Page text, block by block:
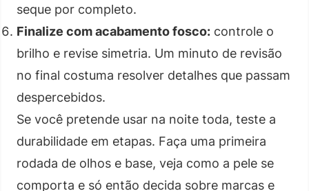
seque por completo.
Finalize com acabamento fosco: controle o
brilho e revise simetria. Um minuto de revisão
no final costuma resolver detalhes que passam
despercebidos.
Se você pretende usar na noite toda, teste a
durabilidade em etapas. Faça uma primeira
rodada de olhos e base, veja como a pele se
comporta e só então decida sobre marcas e